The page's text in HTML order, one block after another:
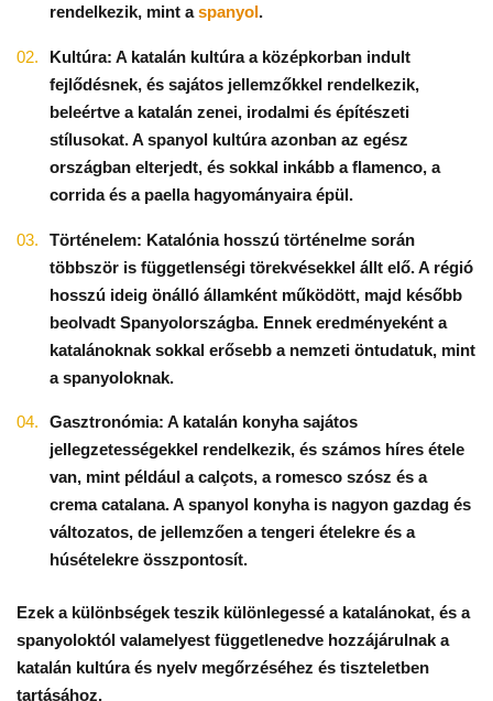
rendelkezik, mint aspanyol.
Kultúra: A katalán kultúra a középkorban indult
fejlődésnek, és sajátos jellemzőkkel rendelkezik,
beleértve a katalán zenei, irodalmi és építészeti
stílusokat. A spanyol kultúra azonban az egész
országban elterjedt, és sokkal inkább a flamenco, a
corrida és a paella hagyományaira épül.
Történelem: Katalónia hosszú történelme során
többször is függetlenségi törekvésekkel állt elő. A régió
hosszú ideig önálló államként működött, majd később
beolvadt Spanyolországba. Ennek eredményeként a
katalánoknak sokkal erősebb a nemzeti öntudatuk, mint
a spanyoloknak.
Gasztronómia: A katalán konyha sajátos
jellegzetességekkel rendelkezik, és számos híres étele
van, mint például a calçots, a romesco szósz és a
crema catalana. A spanyol konyha is nagyon gazdag és
változatos, de jellemzően a tengeri ételekre és a
húsételekre összpontosít.
Ezek a különbségek teszik különlegessé a katalánokat, és a
spanyoloktól valamelyest függetlenedve hozzájárulnak a
katalán kultúra és nyelv megőrzéséhez és tiszteletben
tartásához.